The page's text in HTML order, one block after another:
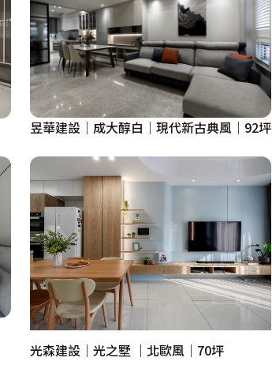
昱華建設│成大醇白│現代新古典風│92坪
光森建設｜光之墅 ｜北歐風｜70坪